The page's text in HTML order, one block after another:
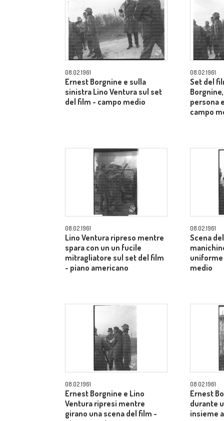
08.02.1961
Ernest Borgnine e sulla
sinistra Lino Ventura sul set
del film - campo medio
08.02.1961
Set del
persona
campo
08.02.1961
Lino Ventura ripreso mentre
spara con un un fucile
mitragliatore sul set del film
- piano americano
08.02.1961
Scena
medio
08.02.1961
Ernest Borgnine e Lino
Ventura ripresi mentre
girano una scena del film -
08.02.1961
Ernest
durante
insieme